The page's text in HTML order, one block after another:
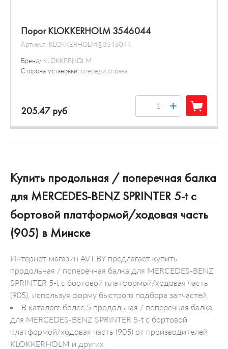
Порог KLOKKERHOLM 3546044
Артикул: KLOKKERHOLM@3546044
Бренд: KLOKKERHOLM
Сторона установки: спереди справа
205.47 руб +
Купить продольная / поперечная балка
для MERCEDES-BENZ SPRINTER 5-t c
бортовой платформой/ходовая часть
(905) в Минске
Интернет-магазин AVT.BY предлагает купить
продольная / поперечная балка для MERCEDES-BENZ
SPRINTER 5-t c бортовой платформой/ходовая часть
(905), используя форму быстрого подбора запчастей.
В каталоге более 5 продольная / поперечная балка
для MERCEDES-BENZ SPRINTER 5-t c бортовой
платформой/ходовая часть (905) от производителей
KLOKKERHOLM и других